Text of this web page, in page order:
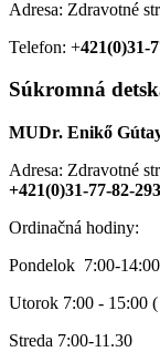
Adresa: Zdravotné
Telefon: +421(0)31-
Súkromná
MUDr. Enikő
Adresa: Zdravotné
+421(0)31-77-82-293
Ordinačná hodiny:
Pondelok 7:00-14:00
Utorok 7:00 - 15:00
Streda 7:00-11.30